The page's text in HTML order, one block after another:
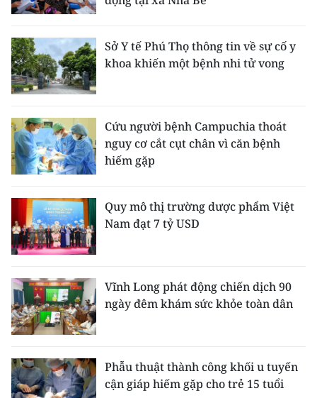
Sở Y tế Phú Thọ thông tin về sự cố y
khoa khiến một bệnh nhi tử vong
Cứu người bệnh Campuchia thoát
nguy cơ cắt cụt chân vì căn bệnh
hiếm gặp
Quy mô thị trường dược phẩm Việt
Nam đạt 7 tỷ USD
Vĩnh Long phát động chiến dịch 90
ngày đêm khám sức khỏe toàn dân
Phẫu thuật thành công khối u tuyến
cận giáp hiếm gặp cho trẻ 15 tuổi